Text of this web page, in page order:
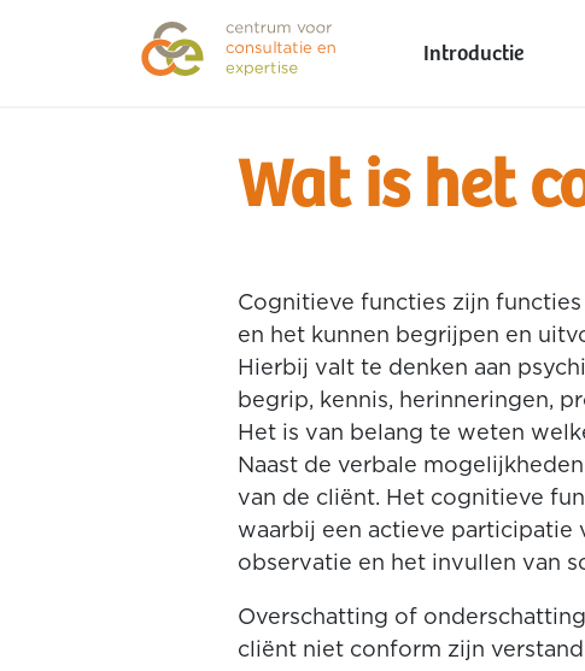
Introductie
Wat is het
Cognitieve functies zijn
en het kunnen begrijpen en
Hierbij valt te denken aan
begrip, kennis, herinneringen,
Het is van belang te weten
Naast de verbale
van de cliënt. Het cognitieve
waarbij een actieve participatie
observatie en het invullen van
Overschatting of
cliënt niet conform zijn